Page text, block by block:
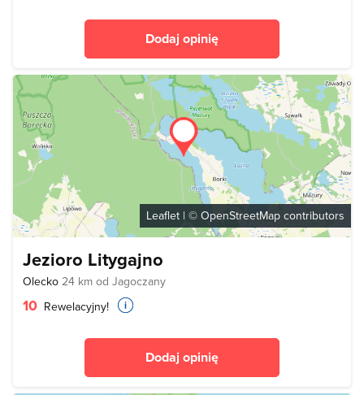
Dodaj opinię
Leaflet | © OpenStreetMap contributors
Jezioro Litygajno
Olecko 24 km od Jagoczany
10 Rewelacyjny!
Dodaj opinię